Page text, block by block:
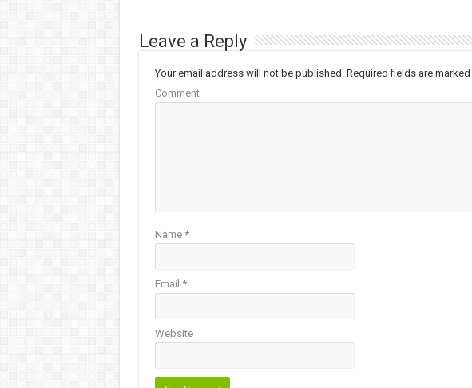
Leave a Reply
Your email address will not be published. Required fields are marked
Comment
Name *
Email *
Website